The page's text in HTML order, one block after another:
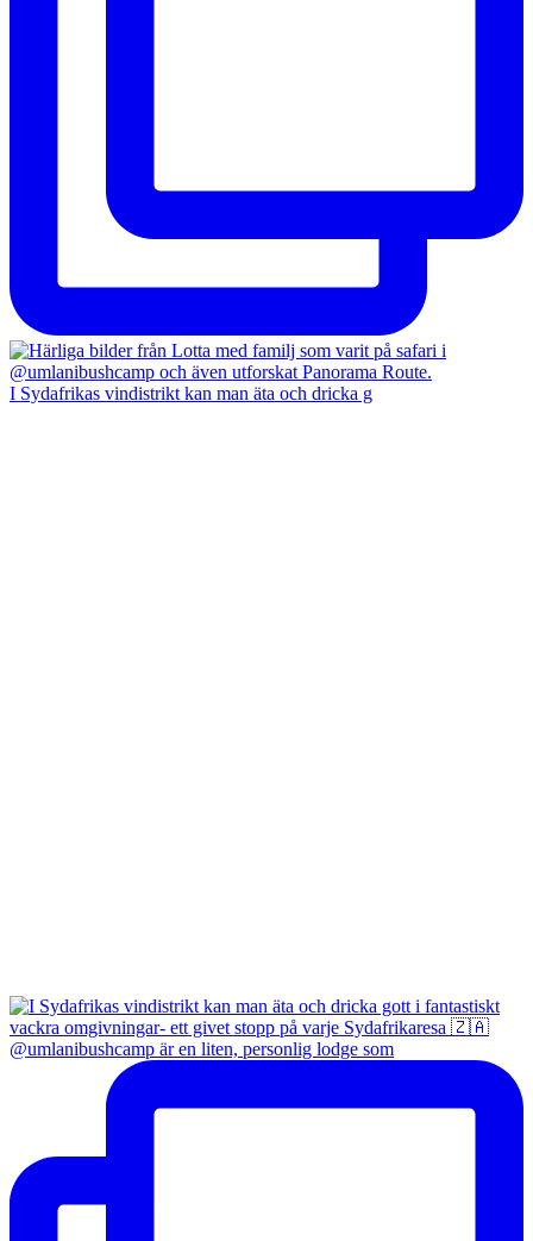
I Sydafrikas vindistrikt kan man äta och dricka g
@umlanibushcamp är en liten, personlig lodge som